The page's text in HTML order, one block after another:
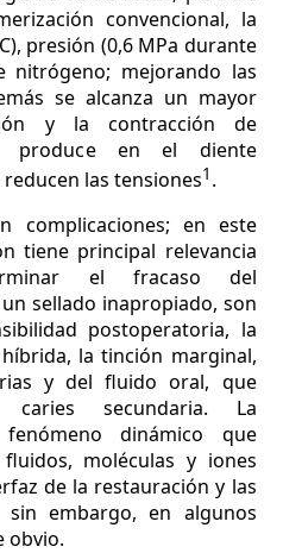
convencional, la
presión (0,6 MPa durante
nitrógeno; mejorando las
se alcanza un mayor
y la contracción de
produce en el diente
las tensiones1 .
complicaciones; en este
tiene principal relevancia
el fracaso del
sellado inapropiado, son
postoperatoria, la
la tinción marginal,
y del fluido oral, que
secundaria. La
dinámico que
moléculas y iones
de la restauración y las
embargo, en algunos
obvio.